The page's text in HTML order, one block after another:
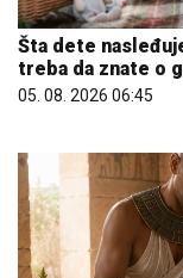
Šta dete
treba da znate o
05. 08. 2026 06:45